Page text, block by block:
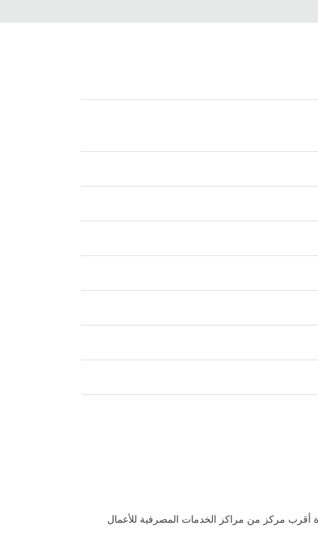
حتى الساعة 8:00 مساءً) أو تفضل بزيارة أقرب مركز من مراكز الخدمات المصرفية للأعمال